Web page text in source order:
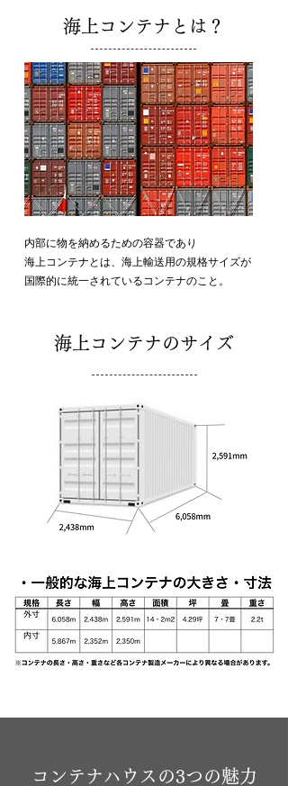
​海上コンテナとは？
内部に物を納めるための容器であり
海上コンテナとは、海上輸送用の規格サイズが
国際的に統一されているコンテナのこと。
​海上コンテナのサイズ
​コンテナハウスの3つの魅力